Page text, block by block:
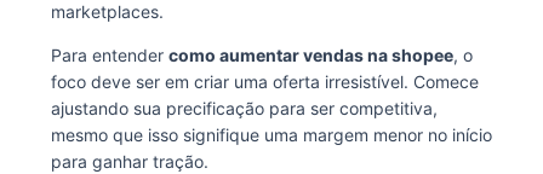
marketplaces.
Para entender como aumentar vendas na shopee, o
foco deve ser em criar uma oferta irresistível. Comece
ajustando sua precificação para ser competitiva,
mesmo que isso signifique uma margem menor no início
para ganhar tração.